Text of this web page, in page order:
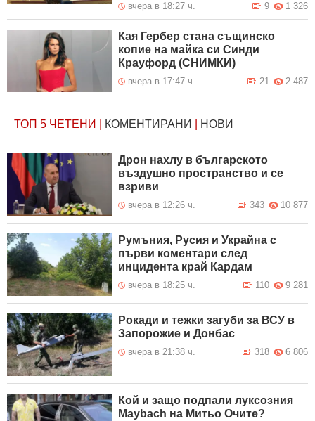
вчера в 18:27 ч. 1 326
9
Кая Гербер стана същинско
копие на майка си Синди
Крауфорд (СНИМКИ)
вчера в 17:47 ч. 2 487
21
ТОП 5 ЧЕТЕНИ КОМЕНТИРАНИ НОВИ
Дрон нахлу в българското
въздушно пространство и се
взриви
вчера в 12:26 ч. 10 877
343
Румъния, Русия и Украйна с
първи коментари след
инцидента край Кардам
вчера в 18:25 ч. 9 281
110
Рокади и тежки загуби за ВСУ в
Запорожие и Донбас
вчера в 21:38 ч. 6 806
318
Кой и защо подпали луксозния
Maybach на Митьо Очите?